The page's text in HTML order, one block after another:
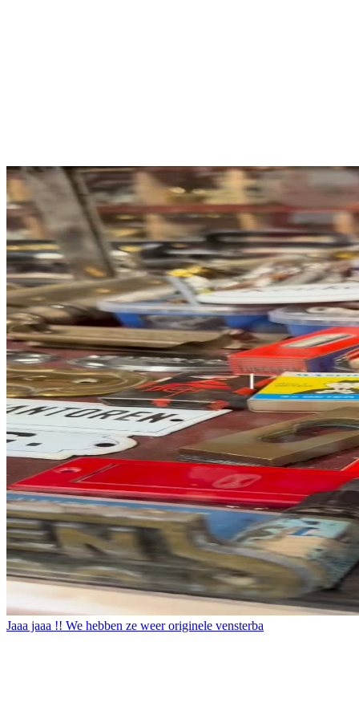
Jaaa jaaa !! We hebben ze weer originele vensterba